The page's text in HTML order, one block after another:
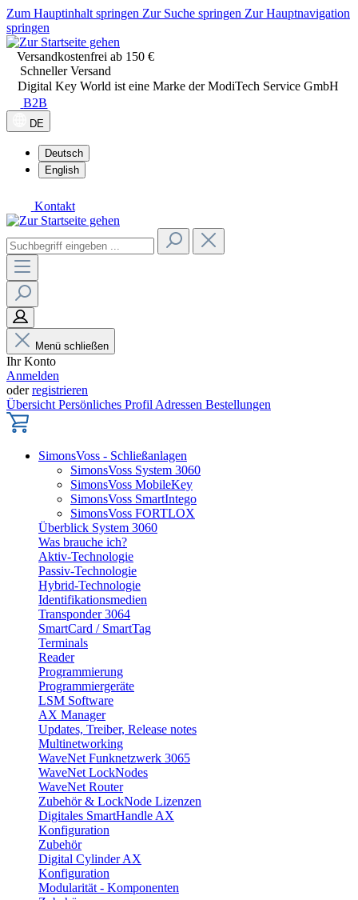
Zum Hauptinhalt springen Zur Suche springen Zur Hauptnavigation
springen
Versandkostenfrei ab 150 €
Schneller Versand
Digital Key World ist eine Marke der ModiTech Service GmbH
B2B
DE
Deutsch
English
Kontakt
Menü schließen
Ihr Konto
Anmelden
oderregistrieren
Übersicht Persönliches Profil Adressen Bestellungen
SimonsVoss - Schließanlagen
SimonsVoss System 3060
SimonsVoss MobileKey
SimonsVoss SmartIntego
SimonsVoss FORTLOX
Überblick System 3060
Was brauche ich?
Aktiv-Technologie
Passiv-Technologie
Hybrid-Technologie
Identifikationsmedien
Transponder 3064
SmartCard / SmartTag
Terminals
Reader
Programmierung
Programmiergeräte
LSM Software
AX Manager
Updates, Treiber, Release notes
Multinetworking
WaveNet Funknetzwerk 3065
WaveNet LockNodes
WaveNet Router
Zubehör & LockNode Lizenzen
Digitales SmartHandle AX
Konfiguration
Zubehör
Digital Cylinder AX
Konfiguration
Modularität - Komponenten